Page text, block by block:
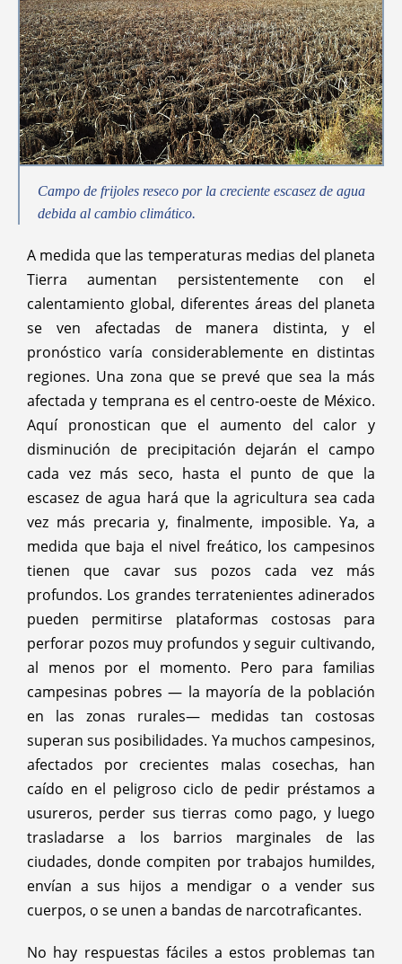
Campo de frijoles reseco por la creciente escasez de agua
debida al cambio climático.
A medida que las temperaturas medias del planeta
Tierra aumentan persistentemente con el
calentamiento global, diferentes áreas del planeta
se ven afectadas de manera distinta, y el
pronóstico varía considerablemente en distintas
regiones. Una zona que se prevé que sea la más
afectada y temprana es el centro-oeste de México.
Aquí pronostican que el aumento del calor y
disminución de precipitación dejarán el campo
cada vez más seco, hasta el punto de que la
escasez de agua hará que la agricultura sea cada
vez más precaria y, finalmente, imposible. Ya, a
medida que baja el nivel freático, los campesinos
tienen que cavar sus pozos cada vez más
profundos. Los grandes terratenientes adinerados
pueden permitirse plataformas costosas para
perforar pozos muy profundos y seguir cultivando,
al menos por el momento. Pero para familias
campesinas pobres — la mayoría de la población
en las zonas rurales— medidas tan costosas
superan sus posibilidades. Ya muchos campesinos,
afectados por crecientes malas cosechas, han
caído en el peligroso ciclo de pedir préstamos a
usureros, perder sus tierras como pago, y luego
trasladarse a los barrios marginales de las
ciudades, donde compiten por trabajos humildes,
envían a sus hijos a mendigar o a vender sus
cuerpos, o se unen a bandas de narcotraficantes.
No hay respuestas fáciles a estos problemas tan